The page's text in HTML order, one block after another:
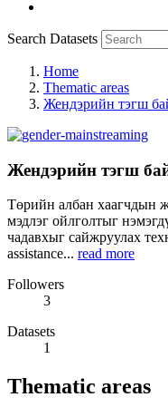
Search Datasets
Home
Thematic areas
Жендэрийн тэгш
Жендэрийн тэгш
Төрийн албан хаагчдын
мэдлэг ойлголтыг
чадавхыг сайжруулах
assistance... read more
Followers
3
Datasets
1
Thematic areas